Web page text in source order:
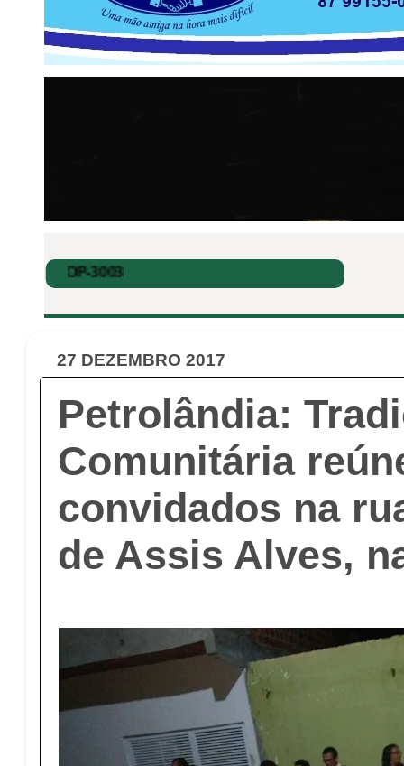
27 DEZEMBRO 2017
Petrolândia:
Comunitária
convidados na
de Assis Alves,